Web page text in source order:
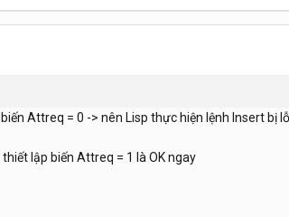
Attreq = 0 -> nên Lisp thực hiện lệnh Insert
lập biến Attreq = 1 là OK ngay